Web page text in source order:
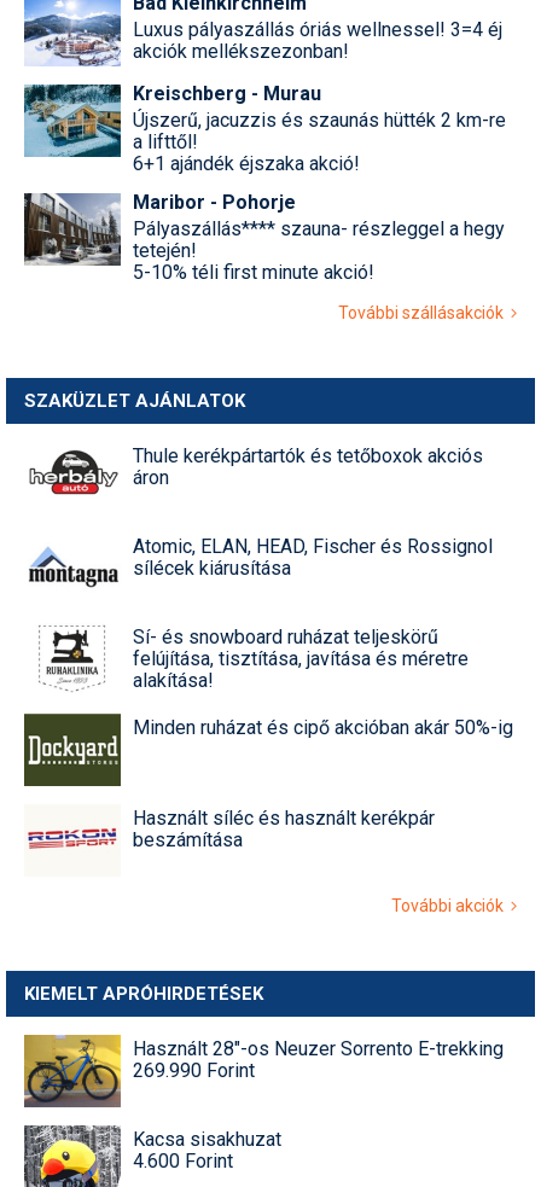
Luxus pályaszállás óriás wellnessel! 3=4 éj
akciók mellékszezonban!
Kreischberg - Murau
Újszerű, jacuzzis és szaunás hütték 2 km-re
a lifttől!
6+1 ajándék éjszaka akció!
Maribor - Pohorje
Pályaszállás**** szauna- részleggel a hegy
tetején!
5-10% téli first minute akció!
További szállásakciók
SZAKÜZLET AJÁNLATOK
Thule kerékpártartók és tetőboxok akciós
áron
Atomic, ELAN, HEAD, Fischer és Rossignol
sílécek kiárusítása
Sí- és snowboard ruházat teljeskörű
felújítása, tisztítása, javítása és méretre
alakítása!
Minden ruházat és cipő akcióban akár 50%-ig
Használt síléc és használt kerékpár
beszámítása
További akciók
KIEMELT APRÓHIRDETÉSEK
Használt 28"-os Neuzer Sorrento E-trekking
269.990 Forint
Kacsa sisakhuzat
4.600 Forint